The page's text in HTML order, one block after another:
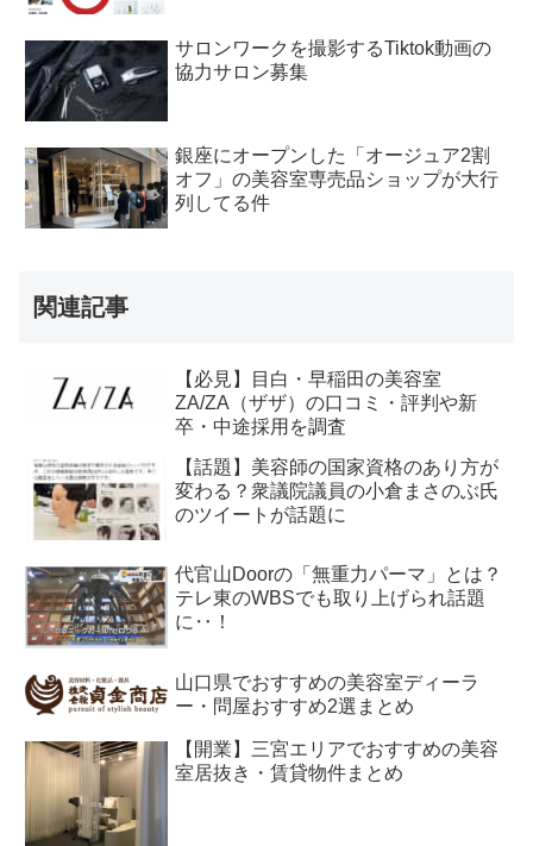
サロンワークを撮影するTiktok動画の
協力サロン募集
銀座にオープンした「オージュア2割
オフ」の美容室専売品ショップが大行
列してる件
関連記事
【必見】目白・早稲田の美容室
ZA/ZA（ザザ）の口コミ・評判や新
卒・中途採用を調査
【話題】美容師の国家資格のあり方が
変わる？衆議院議員の小倉まさのぶ氏
のツイートが話題に
代官山Doorの「無重力パーマ」とは？
テレ東のWBSでも取り上げられ話題
に‥！
山口県でおすすめの美容室ディーラ
ー・問屋おすすめ2選まとめ
【開業】三宮エリアでおすすめの美容
室居抜き・賃貸物件まとめ